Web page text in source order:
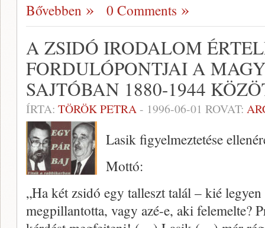
Bővebben 0 Comments
A ZSIDÓ IRODALOM
FORDULÓPONTJAI A
SAJTÓBAN 1880-1944
ÍRTA: TÖRÖK PETRA- 1996-06-01 ROVAT:
Lasik figyelmeztetése
Mottó:
„Ha két zsidó egy talleszt talál – kié
megpillantotta, vagy azé-e, aki felemel­te?